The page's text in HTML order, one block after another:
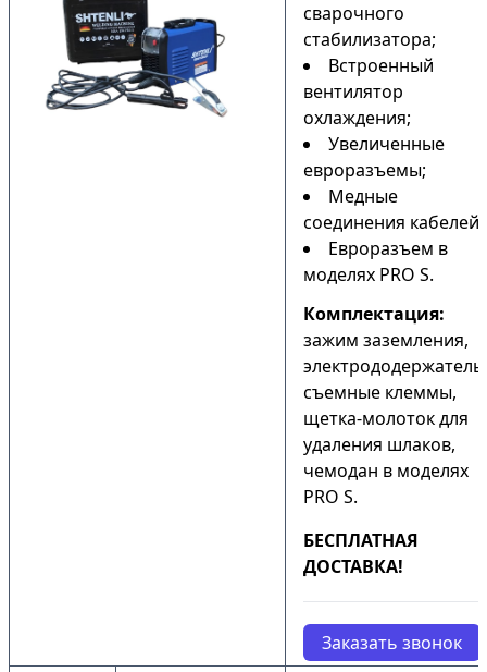
сварочного
стабилизатора;
Встроенный
вентилятор
охлаждения;
Увеличенные
евроразъемы;
Медные
соединения кабелей;
Евроразъем в
моделях PRO S.
Комплектация:
зажим заземления,
электрододержатель,
съемные клеммы,
щетка-молоток для
удаления шлаков,
чемодан в моделях
PRO S.
БЕСПЛАТНАЯ
ДОСТАВКА!
Заказать звонок